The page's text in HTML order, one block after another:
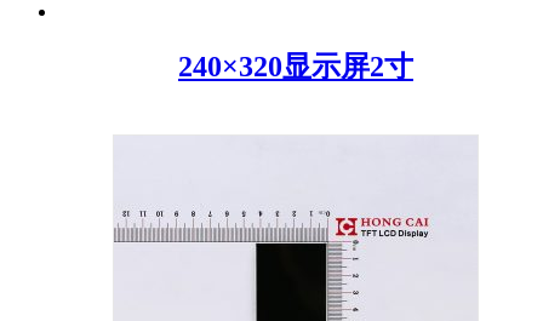
240×320显示屏2寸